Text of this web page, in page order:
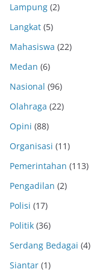
Lampung (2)
Langkat (5)
Mahasiswa (22)
Medan (6)
Nasional (96)
Olahraga (22)
Opini (88)
Organisasi (11)
Pemerintahan (113)
Pengadilan (2)
Polisi (17)
Politik (36)
Serdang Bedagai (4)
Siantar (1)